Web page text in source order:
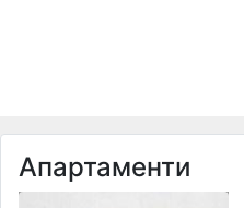
Апартаменти